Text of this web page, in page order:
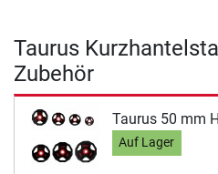
Taurus
Zubehör
Taurus 50 mm
Auf Lager